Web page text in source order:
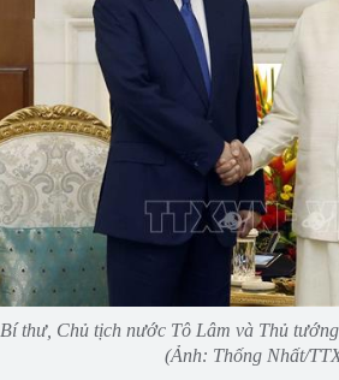
thư, Chủ tịch nước Tô Lâm và Thủ
(Ảnh: Thống Nhất/